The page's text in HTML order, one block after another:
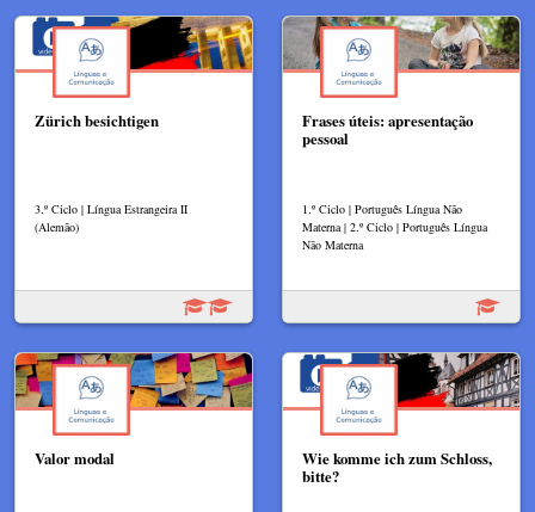
Zürich besichtigen
3.º Ciclo | Língua Estrangeira II
(Alemão)
Frases úteis: apresentação
pessoal
1.º Ciclo | Português Língua Não
Materna | 2.º Ciclo | Português Língua
Não Materna
Valor modal
Wie komme ich zum Schloss,
bitte?